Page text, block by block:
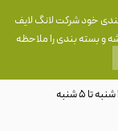
خود شرکت لانگ لایف
و بسته بندی را ملاحظه